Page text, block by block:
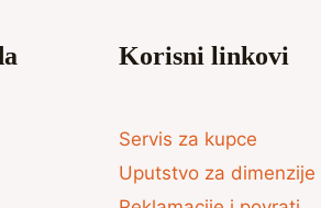
Korisni linkovi
Servis za kupce
Uputstvo za dimenzije